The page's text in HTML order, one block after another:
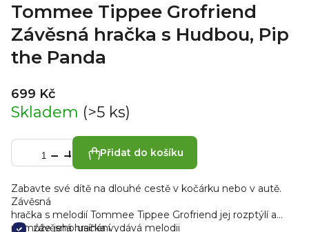
Tommee Tippee Grofriend
Závěsná hračka s Hudbou, Pip
the Panda
699 Kč
Skladem (>5 ks)
Přidat do košíku
Zabavte své dítě na dlouhé cestě v kočárku nebo v autě.
Závěsná
hračka s melodií Tommee Tippee Grofriend jej rozptýlí a
pomůže jeho usínání.
závěsná hračka vydává melodii